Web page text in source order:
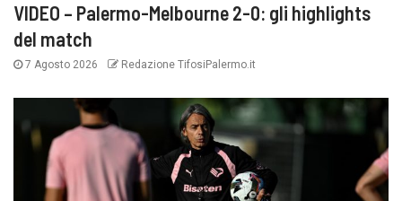
VIDEO – Palermo-Melbourne 2-0: gli highlights
del match
7 Agosto 2026 Redazione TifosiPalermo.it